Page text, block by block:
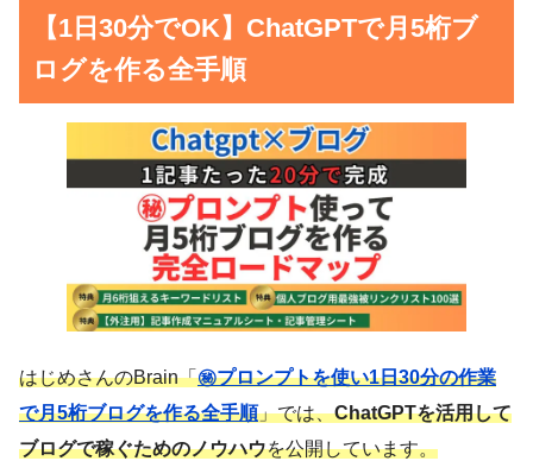
【1日30分でOK】ChatGPTで月5桁ブ
ログを作る全手順
はじめさんのBrain「㊙︎プロンプトを使い1日30分の作業
で月5桁ブログを作る全手順」では、ChatGPTを活用して
ブログで稼ぐためのノウハウを公開しています。